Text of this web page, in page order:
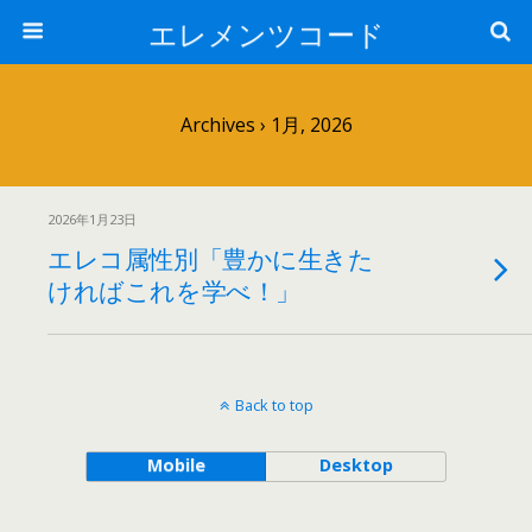
エレメンツコード
Archives › 1月, 2026
2026年1月23日
エレコ属性別「豊かに生きた
ければこれを学べ！」
Back to top
Mobile Desktop